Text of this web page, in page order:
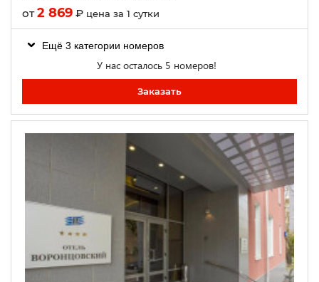
от2 869 ₽ цена за 1 сутки
Ещё 3 категории номеров
У нас осталось 5 номеров!
Заказать